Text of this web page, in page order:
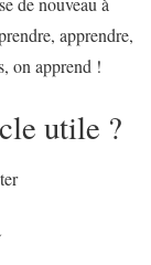
apprendre,
on apprend !
utile ?